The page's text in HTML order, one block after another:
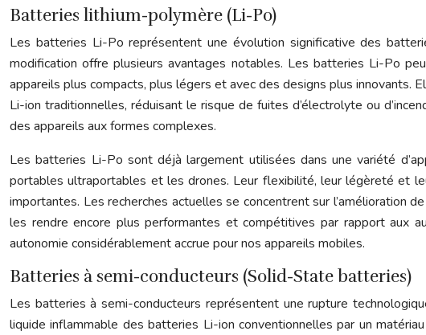
Batteries lithium-polymère (Li-Po)
Les batteries Li-Po représentent une évolution significative des
modification offre plusieurs avantages notables. Les batteries Li-Po
appareils plus compacts, plus légers et avec des designs plus
Li-ion traditionnelles, réduisant le risque de fuites d’électrolyte ou
des appareils aux formes complexes.
Les batteries Li-Po sont déjà largement utilisées dans une variété
portables ultraportables et les drones. Leur flexibilité, leur légèreté et
importantes. Les recherches actuelles se concentrent sur l’amélioration
les rendre encore plus performantes et compétitives par rapport aux
autonomie considérablement accrue pour nos appareils mobiles.
Batteries à semi-conducteurs (Solid-State batteries)
Les batteries à semi-conducteurs représentent une rupture
liquide inflammable des batteries Li-ion conventionnelles par un